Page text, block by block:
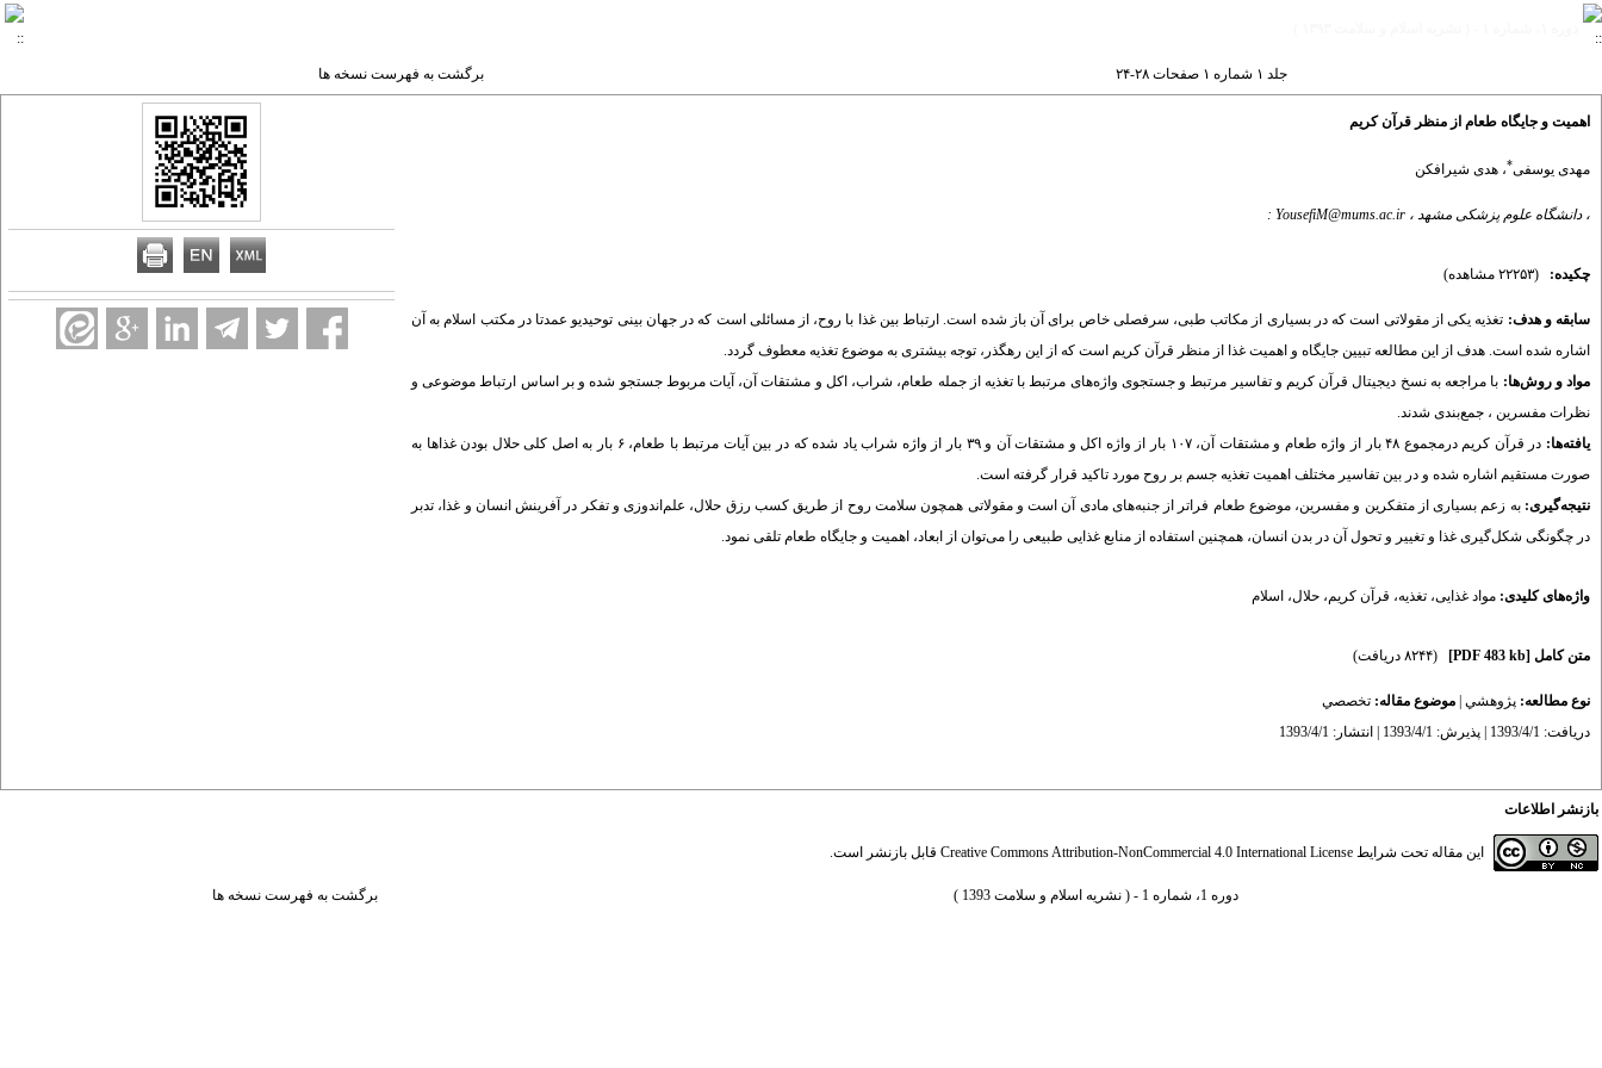
جلد ۱ شماره ۱ صفحات ۲۸-۲۴ برگشت به فهرست نسخه ها
اهمیت و جایگاه طعام از منظر قرآن کریم
مهدی یوسفی*، هدی شیرافکن
، دانشگاه علوم پزشکی مشهد ، : YousefiM@mums.ac.ir
چکیده: (۲۲۲۵۳ مشاهده)
سابقه و هدف: تغذیه یکی از مقولاتی است که در بسیاری از مکاتب طبی، سرفصلی خاص برای آن باز شده است. ارتباط بین غذا با روح، از مسائلی است که در جهان بینی توحیدیو عمدتا در مکتب اسلام به آن
اشاره شده است. هدف از این مطالعه تبیین جایگاه و اهمیت غذا از منظر قرآن کریم است که از این رهگذر، توجه بیشتری به موضوع تغذیه معطوف گردد.
مواد و روش‌ها: با مراجعه به نسخ دیجیتال قرآن کریم و تفاسیر مرتبط و جستجوی واژ‌ه‌های مرتبط با تغذیه از جمله طعام، شراب، اکل و مشتقات آن، آیات مربوط جستجو شده و بر اساس ارتباط موضوعی و
نظرات مفسرین ، جمع‌بندی شدند.
یافته‌ها:
در قرآن کریم درمجموع ۴۸ بار از واژه طعام و مشتقات آن، ۱۰۷ بار از واژه اکل و مشتقات آن و ۳۹ بار از واژه شراب یاد شده که در بین آیات مرتبط با طعام، ۶ بار به اصل کلی حلال بودن غذاها به
صورت مستقیم اشاره شده و در بین تفاسیر مختلف اهمیت تغذیه جسم بر روح مورد تاکید قرار گرفته است.
نتیجه‌گیری: به زعم بسیاری از متفکرین و مفسرین، موضوع طعام فراتر از جنبه‌های مادی آن است و مقولاتی همچون سلامت روح از طریق کسب رزق حلال، علم‌اندوزی و تفکر در آفرینش انسان و غذا، تدبر
در چگونگی شکل‌گیری غذا و تغییر و تحول آن در بدن انسان، همچنین استفاده از منابع غذایی طبیعی را می‌توان از ابعاد، اهمیت و جایگاه طعام تلقی نمود.
واژه‌های کلیدی: مواد غذایی، تغذیه، قرآن کریم، حلال، اسلام
متن کامل [PDF 483 kb] (۸۲۴۴ دریافت)
نوع مطالعه: پژوهشي موضوع مقاله: تخصصي
دریافت: 1393/4/1 | پذیرش: 1393/4/1 | انتشار: 1393/4/1
بازنشر اطلاعات
این مقاله تحت شرایط Creative Commons Attribution-NonCommercial 4.0 International License قابل بازنشر است.
دوره 1، شماره 1 - ( نشريه اسلام و سلامت 1393 ) برگشت به فهرست نسخه ها